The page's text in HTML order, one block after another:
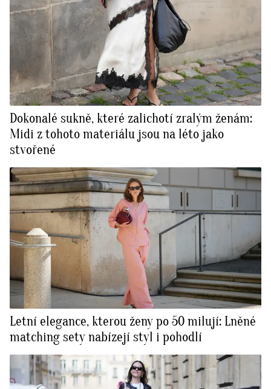
Dokonalé sukně, které zalichotí zralým ženám:
Midi z tohoto materiálu jsou na léto jako
stvořené
Letní elegance, kterou ženy po 50 milují: Lněné
matching sety nabízejí styl i pohodlí